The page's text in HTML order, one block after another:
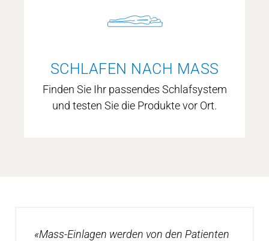
ARBEITSSCHUHE
SCHLAFEN NACH MASS
Finden Sie Ihr passendes Schlafsystem
und testen Sie die Produkte vor Ort.
mehr erfahren
«Mass-Einlagen werden von den Patienten